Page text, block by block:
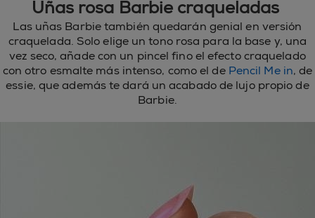
Uñas rosa Barbie craqueladas
Las uñas Barbie también quedarán genial en versión
craquelada. Solo elige un tono rosa para la base y, una
vez seco, añade con un pincel fino el efecto craquelado
con otro esmalte más intenso, como el de Pencil Me in, de
essie, que además te dará un acabado de lujo propio de
Barbie.